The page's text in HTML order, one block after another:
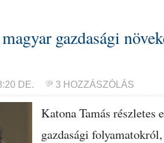
gazdasági
DE. 3 HOZZÁSZÓLÁS
Katona Tamás részletes
gazdasági